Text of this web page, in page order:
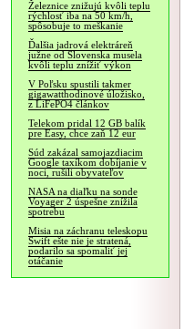
Železnice znižujú kvôli teplu
rýchlosť iba na 50 km/h,
spôsobuje to meškanie
Ďalšia jadrová elektráreň
južne od Slovenska musela
kvôli teplu znížiť výkon
V Poľsku spustili takmer
gigawatthodinové úložisko,
z LiFePO4 článkov
Telekom pridal 12 GB balík
pre Easy, chce zaň 12 eur
Súd zakázal samojazdiacim
Google taxíkom dobíjanie v
noci, rušili obyvateľov
NASA na diaľku na sonde
Voyager 2 úspešne znížila
spotrebu
Misia na záchranu teleskopu
Swift ešte nie je stratená,
podarilo sa spomaliť jej
otáčanie